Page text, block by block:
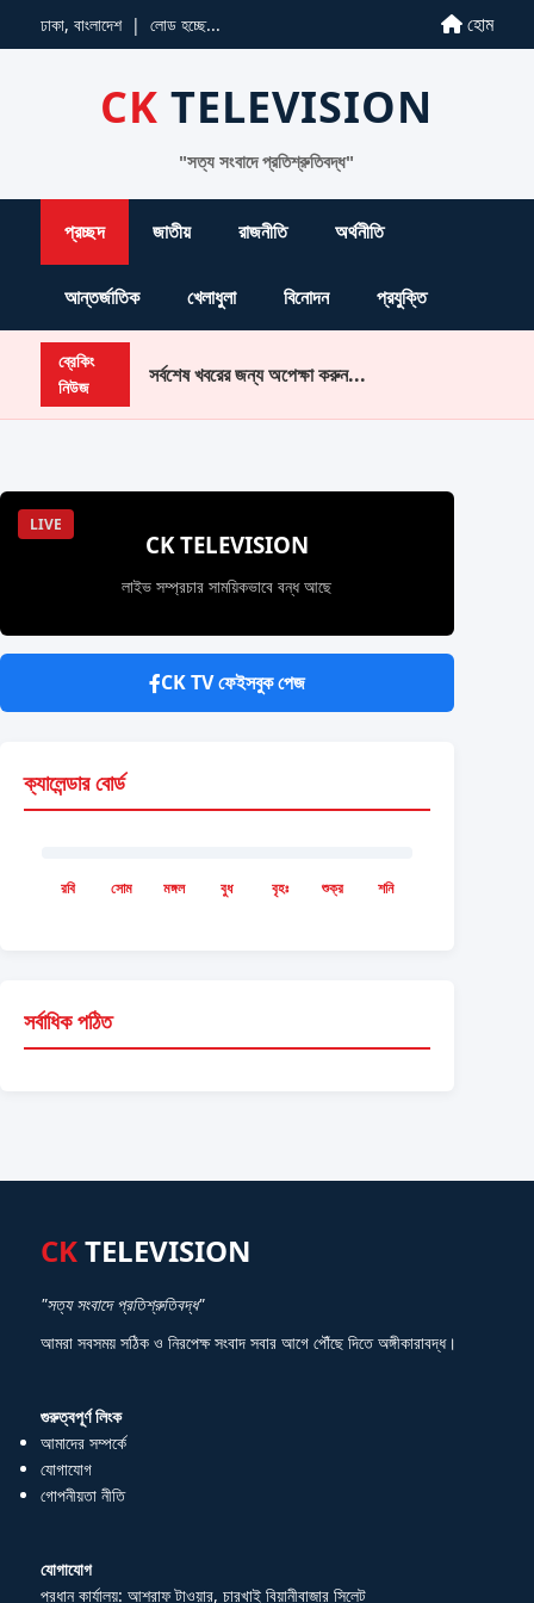
ঢাকা, বাংলাদেশ | লোড হচ্ছে... হোম
CKTELEVISION
"সত্য সংবাদে প্রতিশ্রুতিবদ্ধ"
প্রচ্ছদ জাতীয় রাজনীতি অর্থনীতি
আন্তর্জাতিক খেলাধুলা বিনোদন প্রযুক্তি
ব্রেকিং
নিউজ
সর্বশেষ খবরের জন্য অপেক্ষা করুন...
LIVE
CK TELEVISION
লাইভ সম্প্রচার সাময়িকভাবে বন্ধ আছে
CK TV ফেইসবুক পেজ
ক্যালেন্ডার বোর্ড
রবি সোম মঙ্গল বুধ বৃহঃ শুক্র শনি
সর্বাধিক পঠিত
CKTELEVISION
"সত্য সংবাদে প্রতিশ্রুতিবদ্ধ"
আমরা সবসময় সঠিক ও নিরপেক্ষ সংবাদ সবার আগে পৌঁছে দিতে অঙ্গীকারাবদ্ধ।
গুরুত্বপূর্ণ লিংক
আমাদের সম্পর্কে
যোগাযোগ
গোপনীয়তা নীতি
যোগাযোগ
প্রধান কার্যালয়: আশরাফ টাওয়ার, চারখাই বিয়ানীবাজার সিলেট